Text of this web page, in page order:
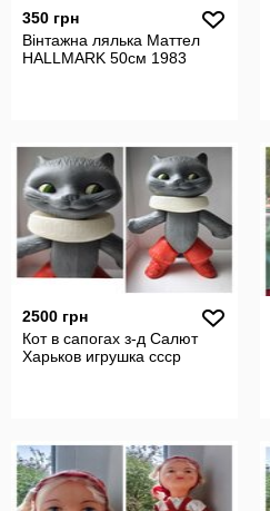
350 грн
Вінтажна лялька Маттел
HALLMARK 50см 1983
2500 грн
Кот в сапогах з-д Салют
Харьков игрушка ссср